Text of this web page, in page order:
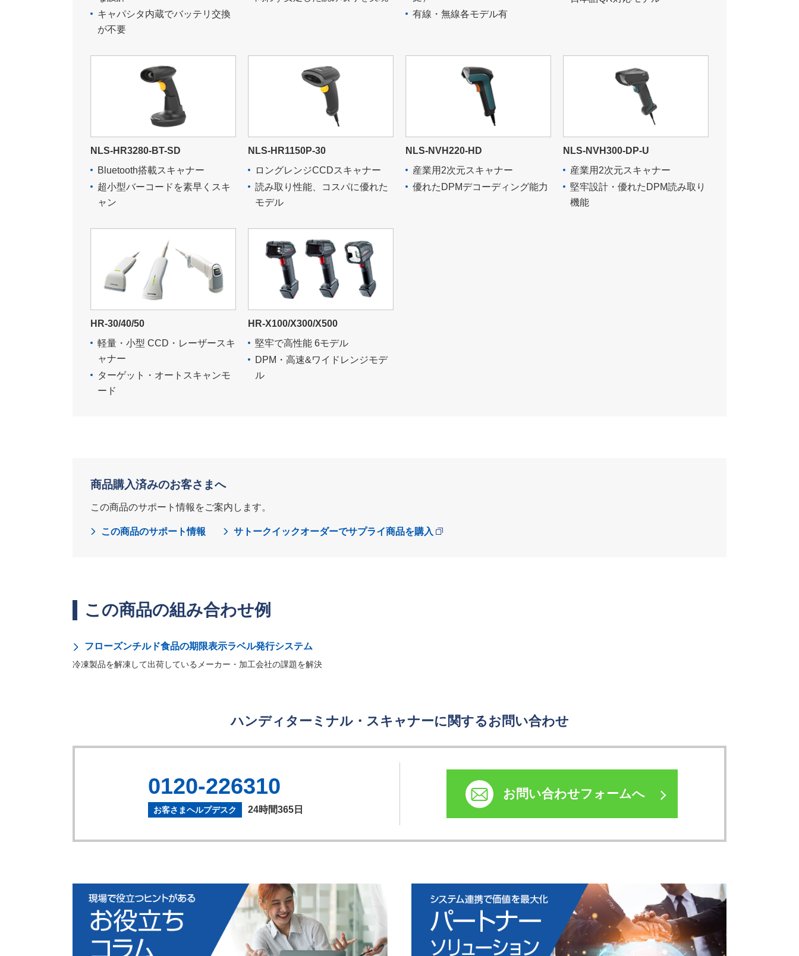
キャパシタ内蔵でバッテリ交換
が不要
有線・無線各モデル有
NLS-HR3280-BT-SD
Bluetooth搭載スキャナー
超小型バーコードを素早くスキ
ャン
NLS-HR1150P-30
ロングレンジCCDスキャナー
読み取り性能、コスパに優れた
モデル
NLS-NVH220-HD
産業用2次元スキャナー
優れたDPMデコーディング能力
NLS-NVH300-DP-U
産業用2次元スキャナー
堅牢設計・優れたDPM読み取り
機能
HR-30/40/50
軽量・小型 CCD・レーザースキ
ャナー
ターゲット・オートスキャンモ
ード
HR-X100/X300/X500
堅牢で高性能 6モデル
DPM・高速&ワイドレンジモデ
ル
商品購入済みのお客さまへ
この商品のサポート情報をご案内します。
この商品のサポート情報 サトークイックオーダーでサプライ商品を購入
この商品の組み合わせ例
フローズンチルド食品の期限表示ラベル発行システム
冷凍製品を解凍して出荷しているメーカー・加工会社の課題を解決
ハンディターミナル・スキャナーに関するお問い合わせ
0120-226310
お客さまヘルプデスク 24時間365日
お問い合わせフォームへ